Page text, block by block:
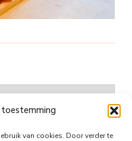
toestemming
van cookies. Door verder te